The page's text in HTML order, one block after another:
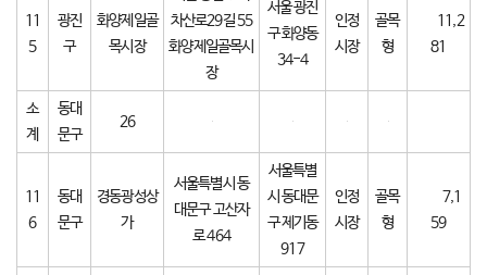
11
5
광진
구
화양제일골
목시장
차산로29길 55
화양제일골목시
장
서울 광진
구 화양동
34-4
인정
시장
골목
형
11,2
81
소
계
동대
문구
26
11
6
동대
문구
경동광성상
가
서울특별시 동
대문구 고산자
로 464
서울특별
시 동대문
구 제기동
917
인정
시장
골목
형
7,1
59